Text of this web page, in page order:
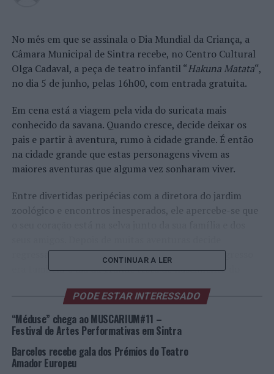
No mês em que se assinala o Dia Mundial da Criança, a
Câmara Municipal de Sintra recebe, no Centro Cultural
Olga Cadaval, a peça de teatro infantil “Hakuna Matata“,
no dia 5 de junho, pelas 16h00, com entrada gratuita.
Em cena está a viagem pela vida do suricata mais
conhecido da savana. Quando cresce, decide deixar os
pais e partir à aventura, rumo à cidade grande. É então
na cidade grande que estas personagens vivem as
maiores aventuras que alguma vez sonharam viver.
Entre divertidas peripécias com a diretora do jardim
zoológico e encontros inesperados, ele apercebe-se que
regressar a casa. Só não sabia que o dia do seu regresso
era também o dia da grande festa de nascimento do
minutos de uma aventura alucinante, emocionante e
graúdos.
CONTINUAR A LER
PODE ESTAR INTERESSADO
“Méduse” chega ao MUSCARIUM#11 –
Festival de Artes Performativas em Sintra
Barcelos recebe gala dos Prémios do Teatro
Amador Europeu